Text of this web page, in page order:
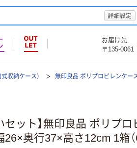
詳細設定
お届け先
〒135-0061
収納ケース） 無印良品 ポリプロピレンケー
セット】無印良品 ポリプ
奥行37×高さ12cm 1箱